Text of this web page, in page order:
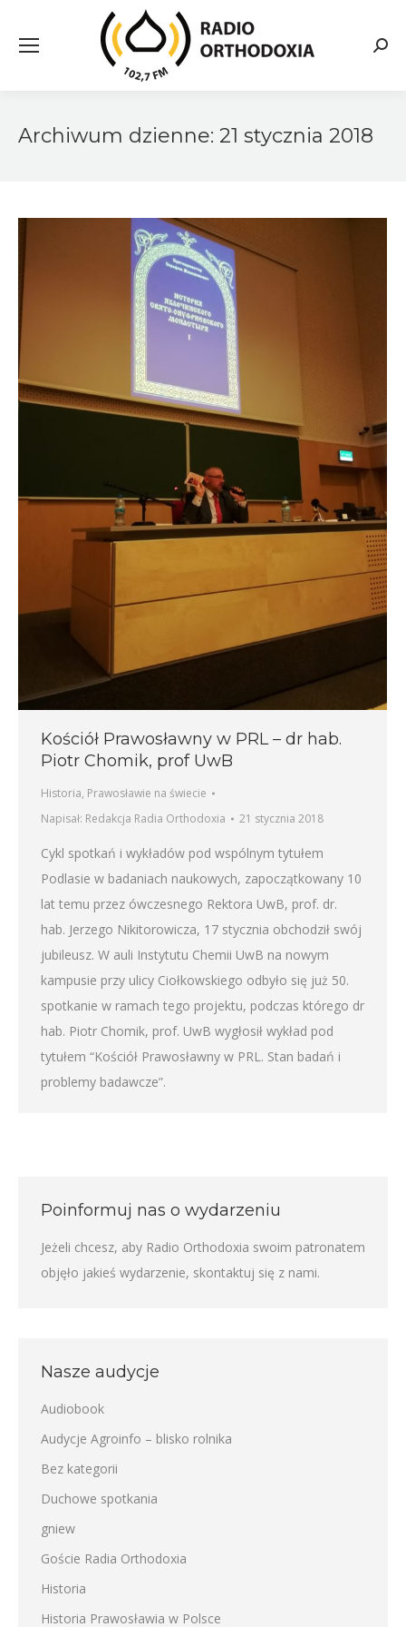
Archiwum dzienne: 21 stycznia 2018
Kościół Prawosławny w PRL – dr hab.
Piotr Chomik, prof UwB
Historia, Prawosławie na świecie
Napisał: Redakcja Radia Orthodoxia 21 stycznia 2018
Cykl spotkań i wykładów pod wspólnym tytułem
Podlasie w badaniach naukowych, zapoczątkowany 10
lat temu przez ówczesnego Rektora UwB, prof. dr.
hab. Jerzego Nikitorowicza, 17 stycznia obchodził swój
jubileusz. W auli Instytutu Chemii UwB na nowym
kampusie przy ulicy Ciołkowskiego odbyło się już 50.
spotkanie w ramach tego projektu, podczas którego dr
hab. Piotr Chomik, prof. UwB wygłosił wykład pod
tytułem “Kościół Prawosławny w PRL. Stan badań i
problemy badawcze”.
Poinformuj nas o wydarzeniu
Jeżeli chcesz, aby Radio Orthodoxia swoim patronatem
objęło jakieś wydarzenie, skontaktuj się z nami.
Nasze audycje
Audiobook
Audycje Agroinfo – blisko rolnika
Bez kategorii
Duchowe spotkania
gniew
Goście Radia Orthodoxia
Historia
Historia Prawosławia w Polsce